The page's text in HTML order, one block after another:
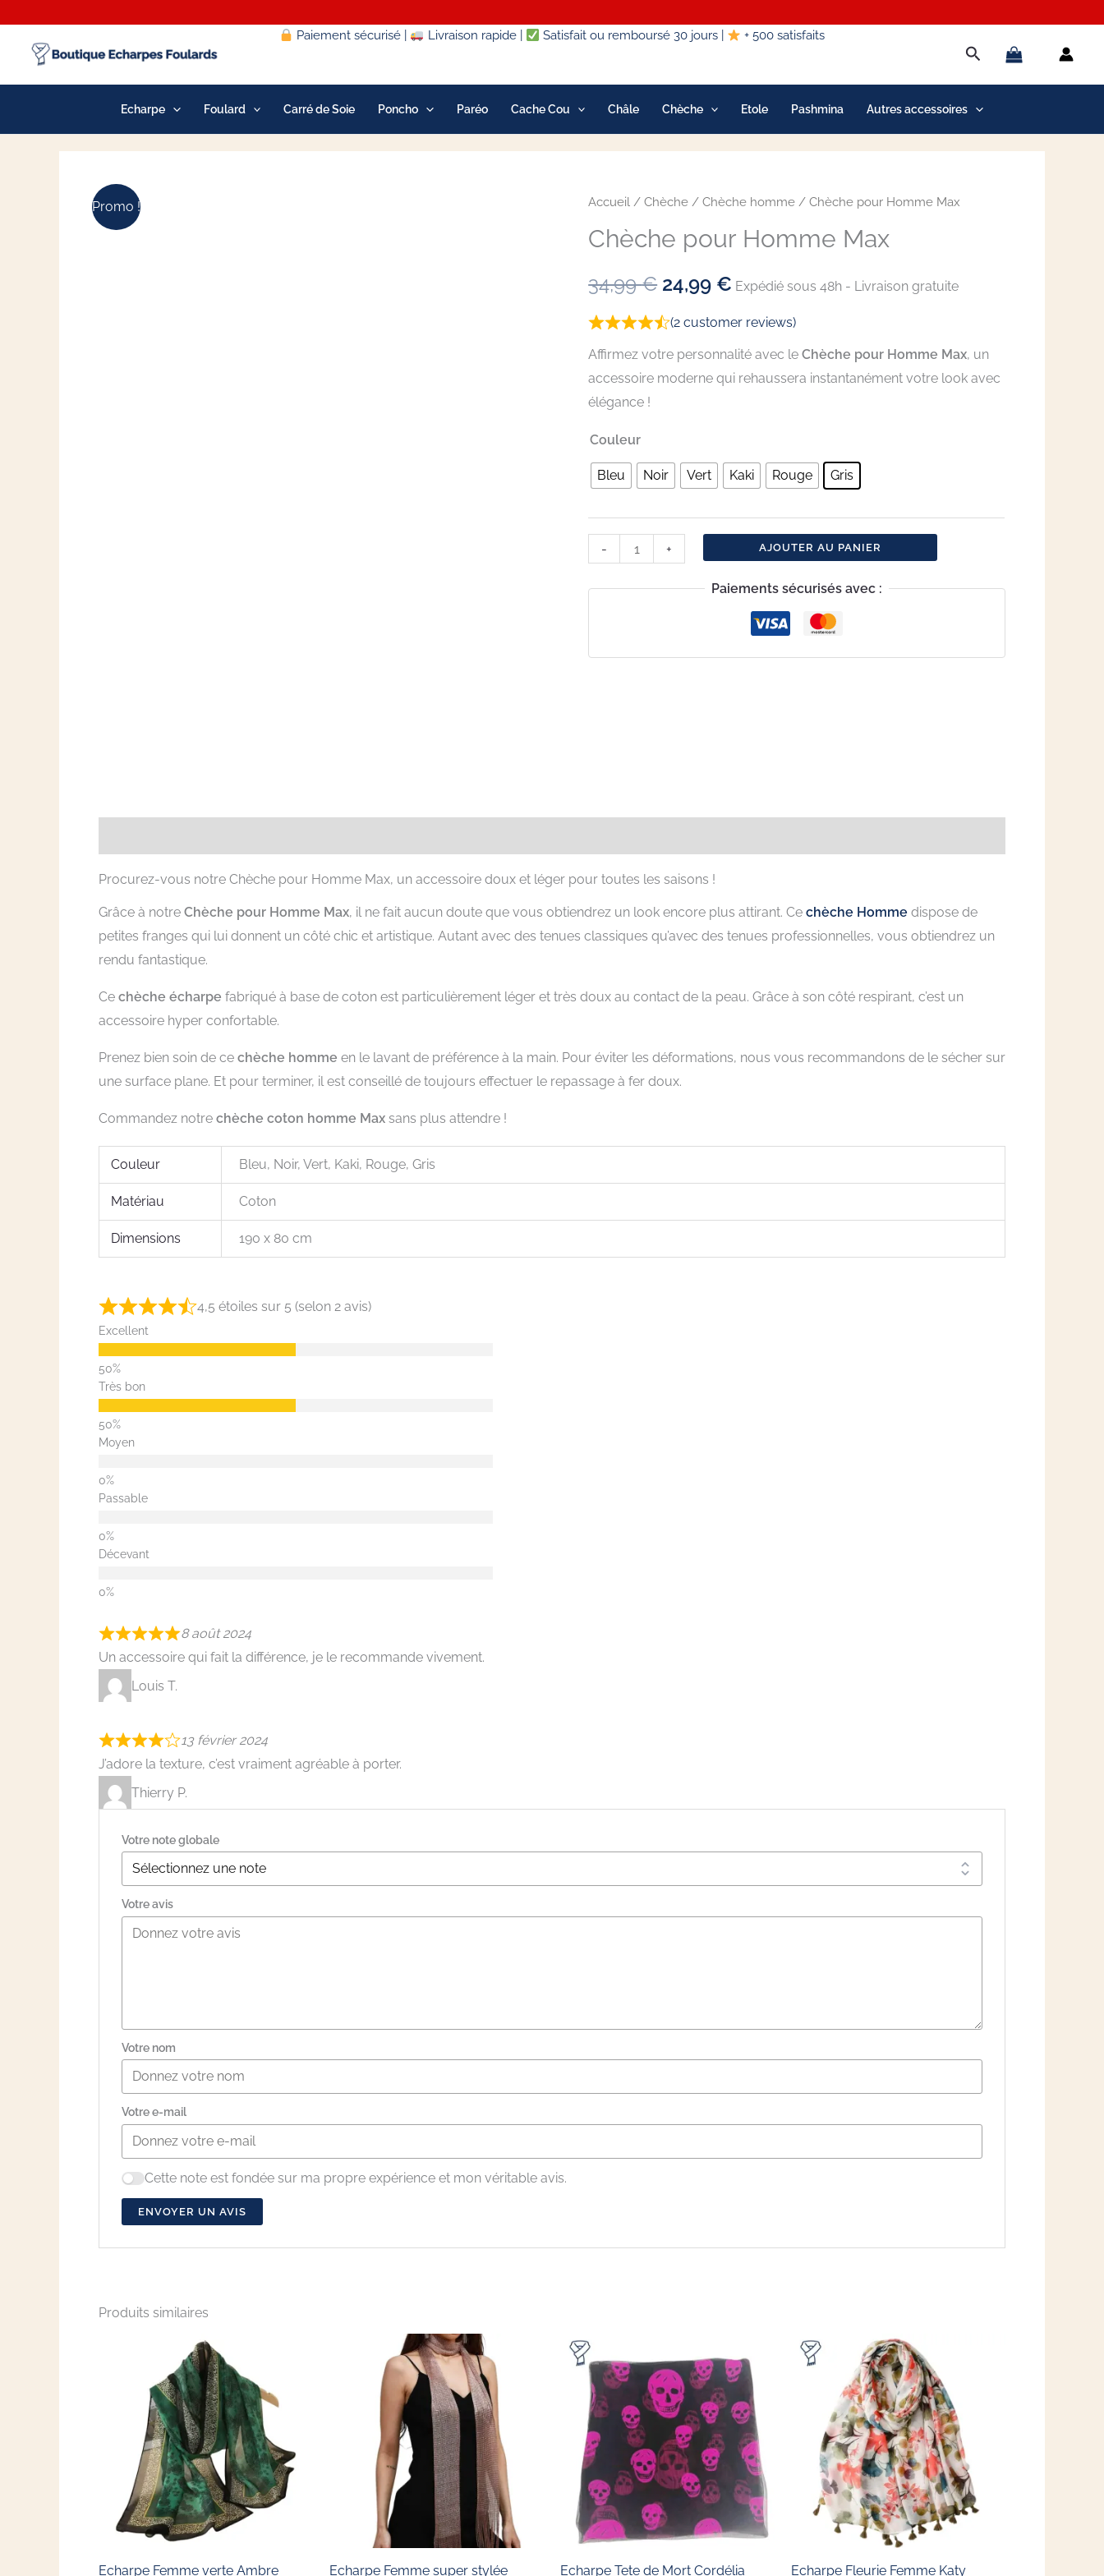
contenu
Paiement sécurisé | Livraison rapide | Satisfait ou remboursé 30 jours | + 500 satisfaits
Rechercher
Echarpe Foulard Carré de Soie Poncho Paréo Cache Cou Châle Chèche Etole Pashmina Autres accessoires
Promo ! Accueil /Chèche /Chèche homme / Chèche pour Homme Max
Chèche pour Homme Max
34,99€
Le
prix
initial
était :
34,99 €.
24,99 €
Le
prix
actuel
est :
24,99 €.
Expédié sous 48h - Livraison gratuite
(2 customer reviews)
Affirmez votre personnalité avec leChèche pour Homme Max, un
accessoire moderne qui rehaussera instantanément votre look avec
élégance !
Couleur
Bleu Noir Vert Kaki Rouge Gris
-
quantité
Chèche
Homme
Max
+ AJOUTER AU PANIER
Paiements sécurisés avec :
Procurez-vous notre Chèche pour Homme Max, un accessoire doux et léger pour toutes les saisons !
Grâce à notre Chèche pour Homme Max, il ne fait aucun doute que vous obtiendrez un look encore plus attirant. Ce chèche Homme dispose de
petites franges qui lui donnent un côté chic et artistique. Autant avec des tenues classiques qu’avec des tenues professionnelles, vous obtiendrez un
rendu fantastique.
Ce chèche écharpe fabriqué à base de coton est particulièrement léger et très doux au contact de la peau. Grâce à son côté respirant, c’est un
accessoire hyper confortable.
Prenez bien soin de ce chèche homme en le lavant de préférence à la main. Pour éviter les déformations, nous vous recommandons de le sécher sur
une surface plane. Et pour terminer, il est conseillé de toujours effectuer le repassage à fer doux.
Commandez notre chèche coton homme Max sans plus attendre !
Couleur Bleu, Noir, Vert, Kaki, Rouge, Gris
Matériau Coton
Dimensions 190 x 80 cm
4,5 étoiles sur 5 (selon 2 avis)
Excellent
Très bon
Moyen
Passable
Décevant
8 août 2024
Un accessoire qui fait la différence, je le recommande vivement.
Louis T.
13 février 2024
J’adore la texture, c’est vraiment agréable à porter.
Thierry P.
Votre note globale
Votre avis
Votre nom
Votre e-mail
Cette note est fondée sur ma propre expérience et mon véritable avis.
ENVOYER UN AVIS
Produits similaires
Echarpe Femme verte Ambre
Echarpe Femme super stylée
Ce
produit
a
plusieurs
variations.
Les
options
peuvent
être
Echarpe Tete de Mort Cordélia Echarpe Fleurie Femme Katy